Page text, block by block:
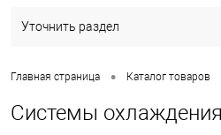
Уточнить раздел
Главная страница • Каталог товаров
Системы